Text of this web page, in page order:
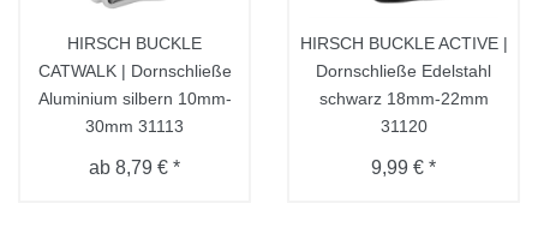
HIRSCH BUCKLE
CATWALK | Dornschließe
Aluminium silbern 10mm-
30mm 31113
ab 8,79 € *
HIRSCH BUCKLE ACTIVE |
Dornschließe Edelstahl
schwarz 18mm-22mm
31120
9,99 € *